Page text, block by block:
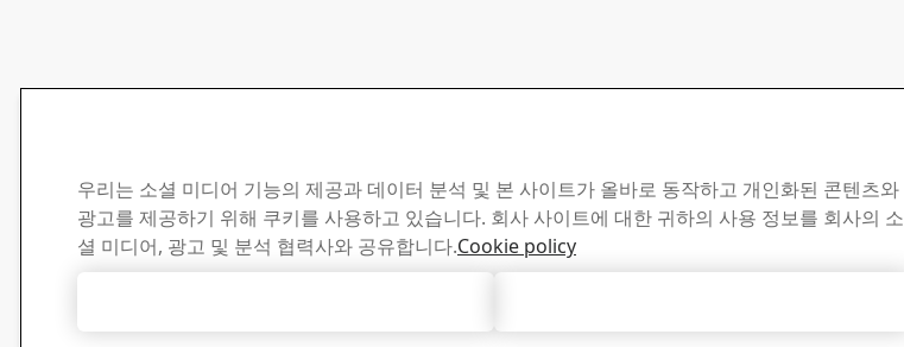
우리는 소셜 미디어 기능의 제공과 데이터 분석 및 본 사이트가 올바로 동작하고 개인화된 콘텐츠와
광고를 제공하기 위해 쿠키를 사용하고 있습니다. 회사 사이트에 대한 귀하의 사용 정보를 회사의 소
셜 미디어, 광고 및 분석 협력사와 공유합니다.Cookie policy